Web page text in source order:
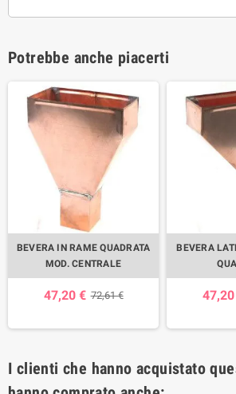
Potrebbe anche piacerti
BEVERA IN RAME QUADRATA
MOD. CENTRALE
47,20 € 72,61 €
BEVERA
I clienti che hanno acquistato